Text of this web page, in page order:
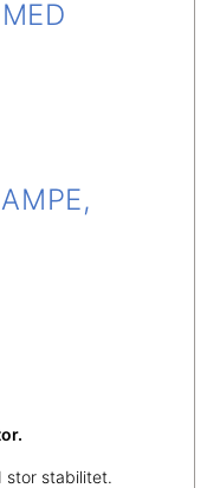
stor stabilitet.